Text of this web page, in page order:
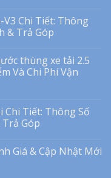
V3 Chi Tiết: Thông
& Trả Góp
thùng xe tải 2.5
Và Chi Phí Vận
Chi Tiết: Thông Số
Trả Góp
Giá & Cập Nhật Mới